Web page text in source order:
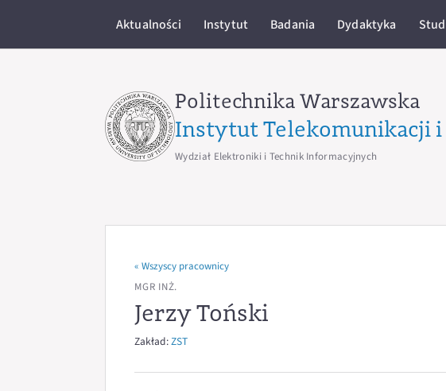
Aktualności Instytut Badania Dydaktyka
Politechnika Warszawska
Instytut Telekomunikacji
Wydział Elektroniki i Technik Informacyjnych
« Wszyscy pracownicy
MGR INŻ.
Jerzy Toński
Zakład:ZST